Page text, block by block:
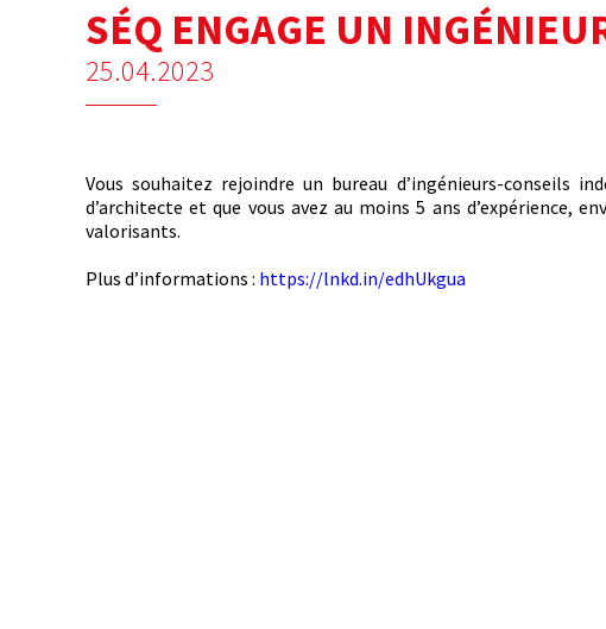
SÉQ ENGAGE UN
25.04.2023
Vous souhaitez rejoindre un bureau d’ingénieurs-conseils
d’architecte et que vous avez au moins 5 ans d’expérience,
valorisants.
Plus d’informations : https://lnkd.in/edhUkgua